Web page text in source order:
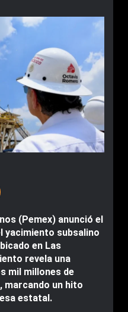
(Pemex) anunció el
yacimiento subsalino
en Las
revela una
mil millones de
marcando un hito
estatal.